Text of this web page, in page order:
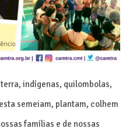
indígenas, quilombolas,
semeiam, plantam, colhem
famílias e de nossas